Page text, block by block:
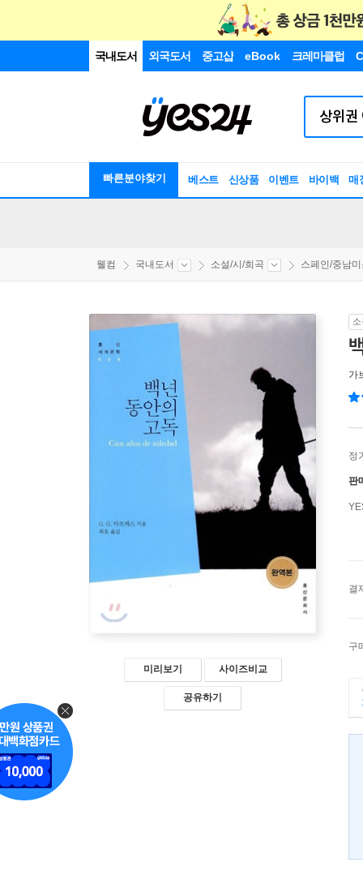
국내도서 외국도서 중고샵 eBook 크레마클럽
빠른분야찾기 베스트 신상품 이벤트 바이백 매
웰컴 국내도서 소설/시/희곡 스페인/중남미
미리보기 사이즈비교
공유하기
가
정
판
결
구